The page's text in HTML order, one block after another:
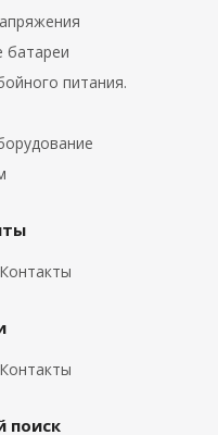
батареи
питания.
поиск